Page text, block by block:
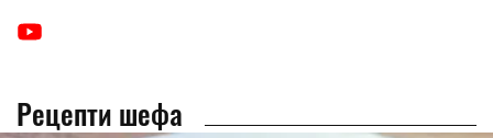
Рецепти шефа